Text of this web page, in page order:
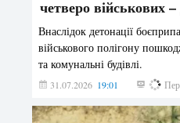
четверо військових
Внаслідок детонації
військового полігону
та комунальні будівлі.
31.07.2026 19:01 186